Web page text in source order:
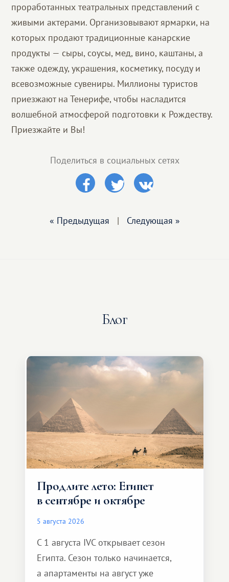
проработанных театральных представлений с
живыми актерами. Организовывают ярмарки, на
которых продают традиционные канарские
продукты — сыры, соусы, мед, вино, каштаны, а
также одежду, украшения, косметику, посуду и
всевозможные сувениры. Миллионы туристов
приезжают на Тенерифе, чтобы насладится
волшебной атмосферой подготовки к Рождеству.
Приезжайте и Вы!
Поделиться в социальных сетях
« Предыдущая | Следующая »
Блог
Продлите лето: Египет
в сентябре и октябре
5 августа 2026
С 1 августа IVC открывает сезон
Египта. Сезон только начинается,
а апартаменты на август уже